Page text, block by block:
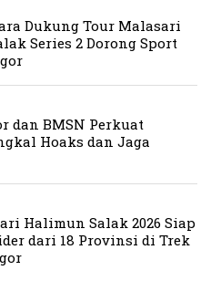
Dukung Tour Malasari
Series 2 Dorong Sport
dan BMSN Perkuat
Hoaks dan Jaga
Halimun Salak 2026 Siap
dari 18 Provinsi di Trek